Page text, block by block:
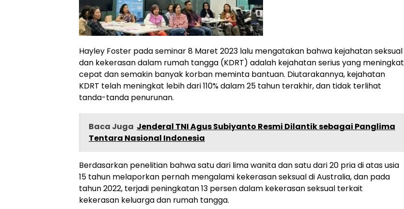
Hayley Foster pada seminar 8 Maret 2023 lalu mengatakan bahwa kejahatan seksual
dan kekerasan dalam rumah tangga (KDRT) adalah kejahatan serius yang meningkat
cepat dan semakin banyak korban meminta bantuan. Diutarakannya, kejahatan
KDRT telah meningkat lebih dari 110% dalam 25 tahun terakhir, dan tidak terlihat
tanda-tanda penurunan.
Baca Juga Jenderal TNI Agus Subiyanto Resmi Dilantik sebagai Panglima
Tentara Nasional Indonesia
Berdasarkan penelitian bahwa satu dari lima wanita dan satu dari 20 pria di atas usia
15 tahun melaporkan pernah mengalami kekerasan seksual di Australia, dan pada
tahun 2022, terjadi peningkatan 13 persen dalam kekerasan seksual terkait
kekerasan keluarga dan rumah tangga.